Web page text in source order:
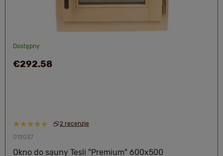
2 recenzje
Dostępny
012037
Okno do sauny Tesli "Premium" 600x500
€292.58